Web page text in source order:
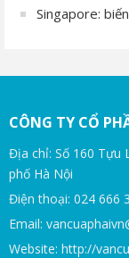
Singapore:
CÔNG TY CỔ
Địa chỉ: Số 160 Tựu
phố Hà Nội
Điện thoại: 024 666
Email:
Website: http://